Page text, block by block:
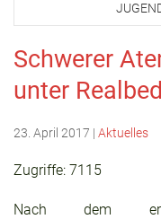
Schwerer
unter
23. April 2017 | Aktuelles
Zugriffe: 7115
Nach dem